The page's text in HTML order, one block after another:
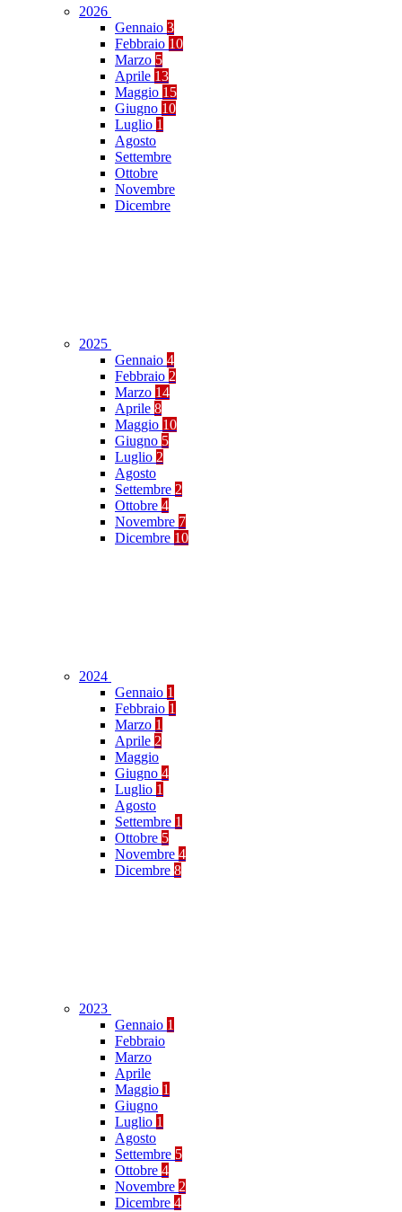
2026
Gennaio 3
Febbraio 10
Marzo 5
Aprile 13
Maggio 15
Giugno 10
Luglio 1
Agosto
Settembre
Ottobre
Novembre
Dicembre
2025
Gennaio 4
Febbraio 2
Marzo 14
Aprile 8
Maggio 10
Giugno 5
Luglio 2
Agosto
Settembre 2
Ottobre 4
Novembre 7
Dicembre 10
2024
Gennaio 1
Febbraio 1
Marzo 1
Aprile 2
Maggio
Giugno 4
Luglio 1
Agosto
Settembre 1
Ottobre 5
Novembre 4
Dicembre 8
2023
Gennaio 1
Febbraio
Marzo
Aprile
Maggio 1
Giugno
Luglio 1
Agosto
Settembre 5
Ottobre 4
Novembre 2
Dicembre 4